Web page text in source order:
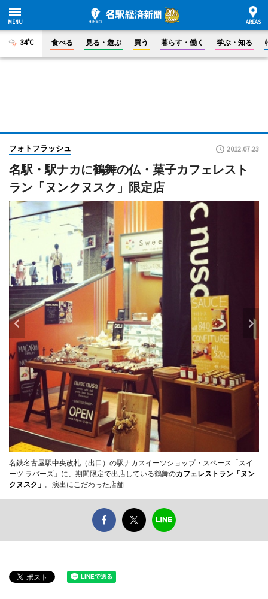
34°C 食べる 見る・遊ぶ 買う 暮らす・働く 学ぶ・知る
フォトフラッシュ 2012.07.23
名駅・駅ナカに鶴舞の仏・菓子カフェレスト
ラン「ヌンクヌスク」限定店
名鉄名古屋駅中央改札（出口）の駅ナカスイーツショップ・スペース「スイ
ーツ ラバーズ」に、期間限定で出店している鶴舞のカフェレストラン「ヌン
クヌスク」 。演出にこだわった店舗